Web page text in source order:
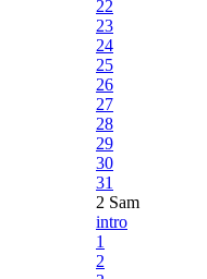
22
23
24
25
26
27
28
29
30
31
2 Sam
intro
1
2